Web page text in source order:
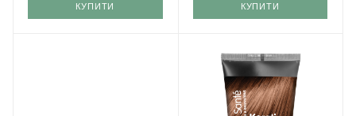
КУПИТИ КУПИТИ